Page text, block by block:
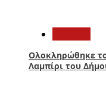
Ολοκληρώθηκε
Λαμπίρι του